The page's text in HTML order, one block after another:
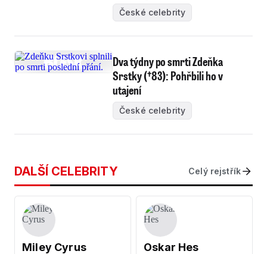
České celebrity
Dva týdny po smrti Zdeňka
Srstky (†83): Pohřbili ho v
utajení
České celebrity
DALŠÍ CELEBRITY Celý rejstřík
Miley Cyrus Oskar Hes